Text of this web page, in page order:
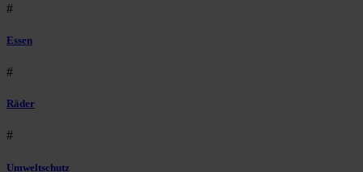
#
Essen
#
Räder
#
Umweltschutz